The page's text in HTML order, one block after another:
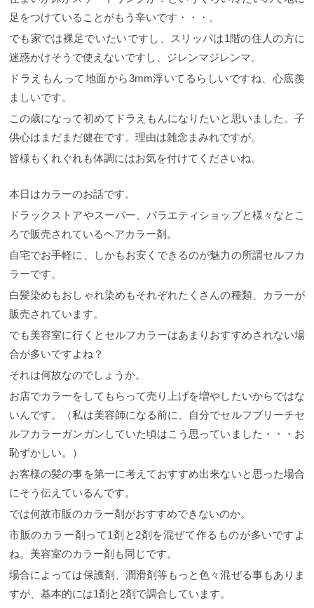
足をつけていることがもう辛いです・・・。
でも家では裸足でいたいですし、スリッパは1階の住人の方に
迷惑かけそうで使えないですし、ジレンマジレンマ。
ドラえもんって地面から3mm浮いてるらしいですね、心底羨
ましいです。
この歳になって初めてドラえもんになりたいと思いました。子
供心はまだまだ健在です。理由は雑念まみれですが。
皆様もくれぐれも体調にはお気を付けてくださいね。
本日はカラーのお話です。
ドラックストアやスーパー、バラエティショップと様々なとこ
ろで販売されているヘアカラー剤。
自宅でお手軽に、しかもお安くできるのが魅力の所謂セルフカ
ラーです。
白髪染めもおしゃれ染めもそれぞれたくさんの種類、カラーが
販売されています。
でも美容室に行くとセルフカラーはあまりおすすめされない場
合が多いですよね？
それは何故なのでしょうか。
お店でカラーをしてもらって売り上げを増やしたいからではな
いんです。（私は美容師になる前に、自分でセルフブリーチセ
ルフカラーガンガンしていた頃はこう思っていました・・・お
恥ずかしい。）
お客様の髪の事を第一に考えておすすめ出来ないと思った場合
にそう伝えているんです。
では何故市販のカラー剤がおすすめできないのか。
市販のカラー剤って1剤と2剤を混ぜて作るものが多いですよ
ね。美容室のカラー剤も同じです。
場合によっては保護剤、潤滑剤等もっと色々混ぜる事もありま
すが、基本的には1剤と2剤で調合しています。